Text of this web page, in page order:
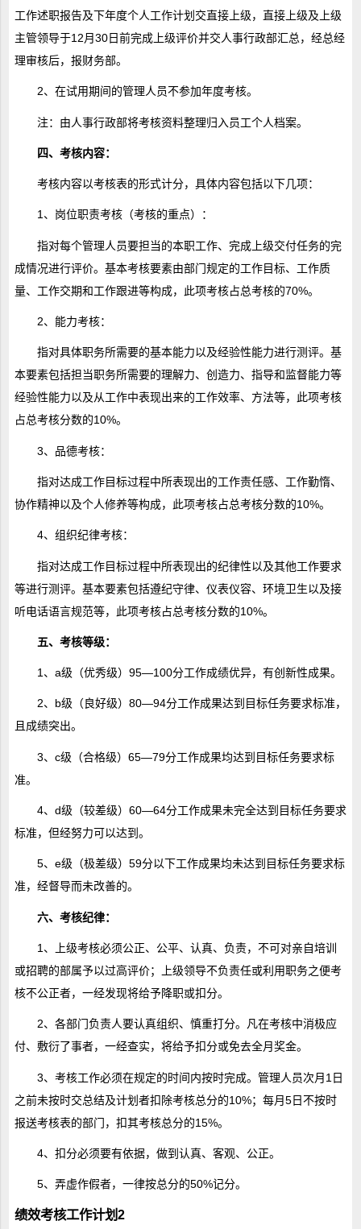
工作述职报告及下年度个人工作计划交直接上级，直接上级及上级
主管领导于12月30日前完成上级评价并交人事行政部汇总，经总经
理审核后，报财务部。
2、在试用期间的管理人员不参加年度考核。
注：由人事行政部将考核资料整理归入员工个人档案。
四、考核内容：
考核内容以考核表的形式计分，具体内容包括以下几项：
1、岗位职责考核（考核的重点）：
指对每个管理人员要担当的本职工作、完成上级交付任务的完
成情况进行评价。基本考核要素由部门规定的工作目标、工作质
量、工作交期和工作跟进等构成，此项考核占总考核的70%。
2、能力考核：
指对具体职务所需要的基本能力以及经验性能力进行测评。基
本要素包括担当职务所需要的理解力、创造力、指导和监督能力等
经验性能力以及从工作中表现出来的工作效率、方法等，此项考核
占总考核分数的10%。
3、品德考核：
指对达成工作目标过程中所表现出的工作责任感、工作勤惰、
协作精神以及个人修养等构成，此项考核占总考核分数的10%。
4、组织纪律考核：
指对达成工作目标过程中所表现出的纪律性以及其他工作要求
等进行测评。基本要素包括遵纪守律、仪表仪容、环境卫生以及接
听电话语言规范等，此项考核占总考核分数的10%。
五、考核等级：
1、a级（优秀级）95—100分工作成绩优异，有创新性成果。
2、b级（良好级）80—94分工作成果达到目标任务要求标准，
且成绩突出。
3、c级（合格级）65—79分工作成果均达到目标任务要求标
准。
4、d级（较差级）60—64分工作成果未完全达到目标任务要求
标准，但经努力可以达到。
5、e级（极差级）59分以下工作成果均未达到目标任务要求标
准，经督导而未改善的。
六、考核纪律：
1、上级考核必须公正、公平、认真、负责，不可对亲自培训
或招聘的部属予以过高评价；上级领导不负责任或利用职务之便考
核不公正者，一经发现将给予降职或扣分。
2、各部门负责人要认真组织、慎重打分。凡在考核中消极应
付、敷衍了事者，一经查实，将给予扣分或免去全月奖金。
3、考核工作必须在规定的时间内按时完成。管理人员次月1日
之前未按时交总结及计划者扣除考核总分的10%；每月5日不按时
报送考核表的部门，扣其考核总分的15%。
4、扣分必须要有依据，做到认真、客观、公正。
5、弄虚作假者，一律按总分的50%记分。
绩效考核工作计划2